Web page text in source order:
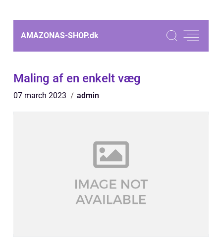
AMAZONAS-SHOP.dk
Maling af en enkelt væg
07 march 2023 admin